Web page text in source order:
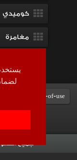
كوميدي
مغامرة
Terms-of-use
جميع